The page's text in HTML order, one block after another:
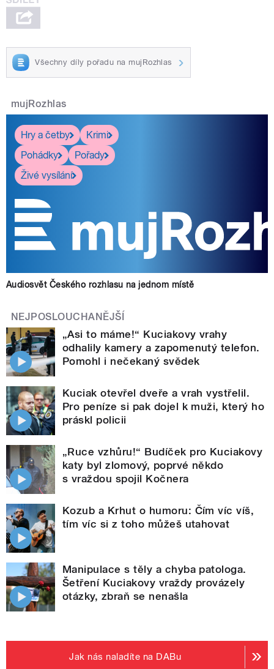
Všechny díly pořadu na mujRozhlas
mujRozhlas
Hry a četby
Krimi
Pohádky
Pořady
Živé vysílání
Audiosvět Českého rozhlasu na jednom místě
NEJPOSLOUCHANĚJŠÍ
„Asi to máme!“ Kuciakovy vrahy
odhalily kamery a zapomenutý telefon.
Pomohl i nečekaný svědek
Kuciak otevřel dveře a vrah vystřelil.
Pro peníze si pak dojel k muži, který ho
práskl policii
„Ruce vzhůru!“ Budíček pro Kuciakovy
katy byl zlomový, poprvé někdo
s vraždou spojil Kočnera
Kozub a Krhut o humoru: Čím víc víš,
tím víc si z toho můžeš utahovat
Manipulace s těly a chyba patologa.
Šetření Kuciakovy vraždy provázely
otázky, zbraň se nenašla
Jak nás naladíte na DABu